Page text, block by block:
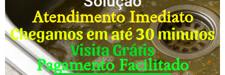
Atendimento Imediato
Chegamos em até 30 minutos
Visita Grátis
Pagamento Facilitado